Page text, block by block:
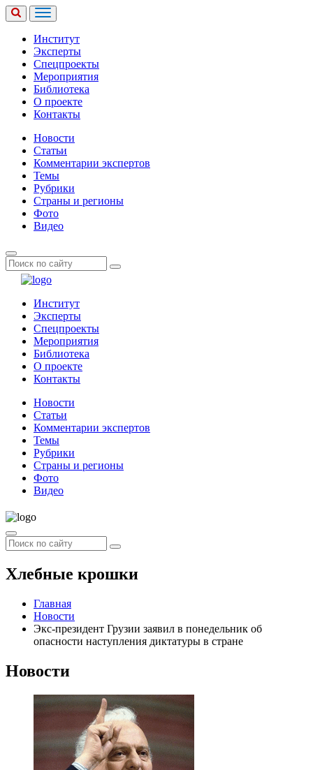
Институт
Эксперты
Спецпроекты
Мероприятия
Библиотека
О проекте
Контакты
Новости
Статьи
Комментарии экспертов
Темы
Рубрики
Страны и регионы
Фото
Видео
Институт
Эксперты
Спецпроекты
Мероприятия
Библиотека
О проекте
Контакты
Новости
Статьи
Комментарии экспертов
Темы
Рубрики
Страны и регионы
Фото
Видео
Хлебные крошки
Главная
Новости
Экс-президент Грузии заявил в понедельник об
опасности наступления диктатуры в стране
Новости